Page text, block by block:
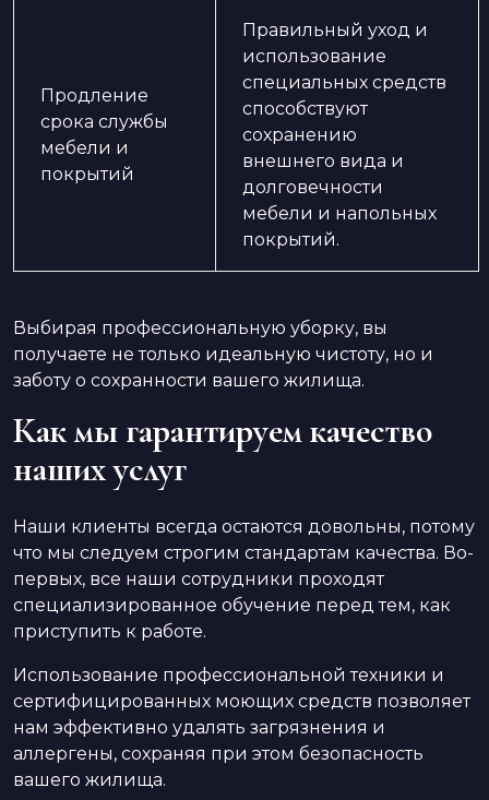
Продление
срока службы
мебели и
покрытий
Правильный уход и
использование
специальных средств
способствуют
сохранению
внешнего вида и
долговечности
мебели и напольных
покрытий.
Выбирая профессиональную уборку, вы
получаете не только идеальную чистоту, но и
заботу о сохранности вашего жилища.
Как мы гарантируем качество
наших услуг
Наши клиенты всегда остаются довольны, потому
что мы следуем строгим стандартам качества. Во-
первых, все наши сотрудники проходят
специализированное обучение перед тем, как
приступить к работе.
Использование профессиональной техники и
сертифицированных моющих средств позволяет
нам эффективно удалять загрязнения и
аллергены, сохраняя при этом безопасность
вашего жилища.